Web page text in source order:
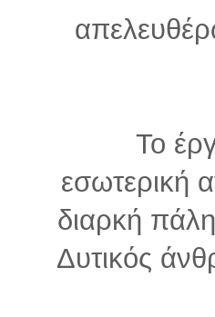
Το
εσωτερική
διαρκή
Δυτικός